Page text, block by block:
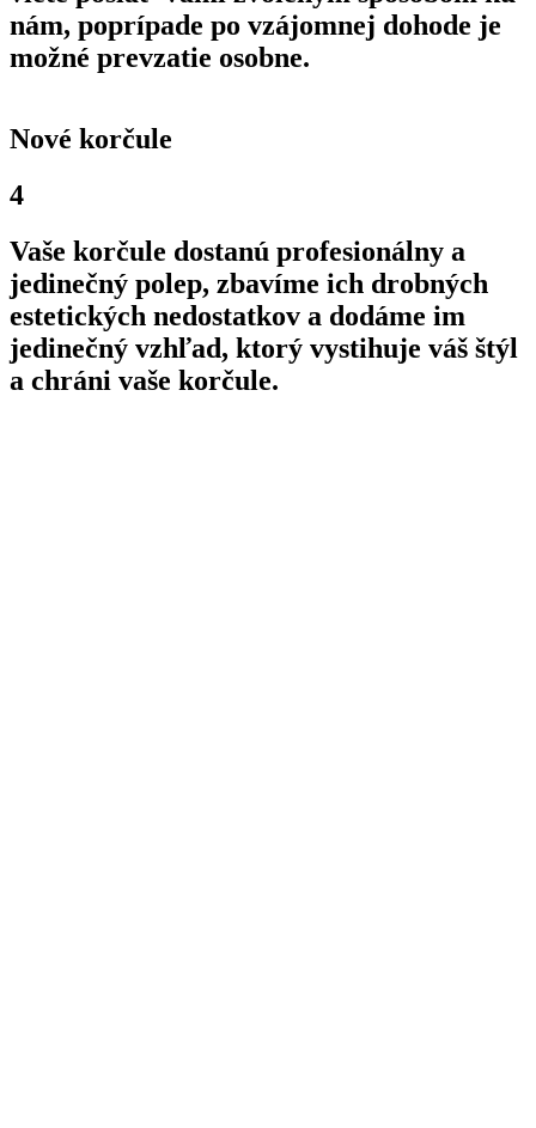
nám, poprípade po vzájomnej dohode je
možné prevzatie osobne.
Nové korčule
4
Vaše korčule dostanú profesionálny a
jedinečný polep, zbavíme ich drobných
estetických nedostatkov a dodáme im
jedinečný vzhľad, ktorý vystihuje váš štýl
a chráni vaše korčule.